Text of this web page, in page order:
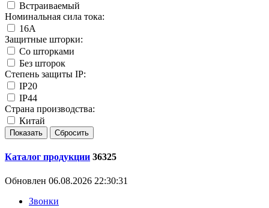
Встраиваемый
Номинальная сила тока:
16А
Защитные шторки:
Со шторками
Без шторок
Степень защиты IP:
IP20
IP44
Страна производства:
Китай
Каталог продукции 36325
Обновлен 06.08.2026 22:30:31
Звонки